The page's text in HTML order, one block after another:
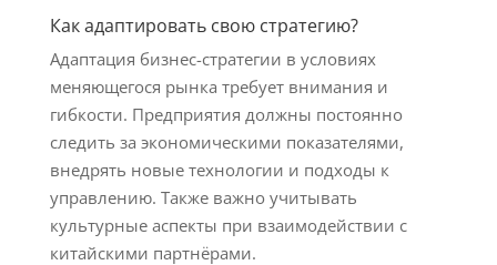
Как адаптировать свою стратегию?
Адаптация бизнес-стратегии в условиях
меняющегося рынка требует внимания и
гибкости. Предприятия должны постоянно
следить за экономическими показателями,
внедрять новые технологии и подходы к
управлению. Также важно учитывать
культурные аспекты при взаимодействии с
китайскими партнёрами.